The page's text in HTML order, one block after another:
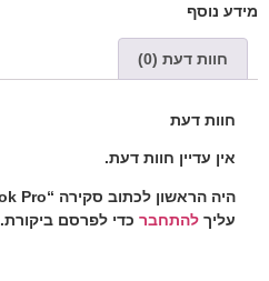
מידע נוסף
חוות דעת (0)
חוות דעת
אין עדיין חוות דעת.
היה הראשון לכתוב סקירה “MacBook Pro”
עליך להתחבר כדי לפרסם ביקורת.